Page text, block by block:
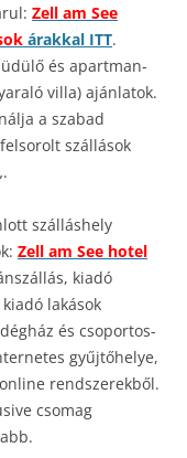
Zell am See
árakkal ITT.
és apartman-
villa) ajánlatok.
a szabad
szállások
szálláshely
Zell am See hotel
kiadó
lakások
és csoportos-
gyűjtőhelye,
rendszerekből.
csomag